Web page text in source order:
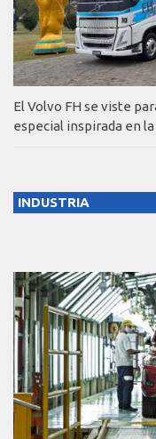
El Volvo FH se viste
especial inspirada en
INDUSTRIA